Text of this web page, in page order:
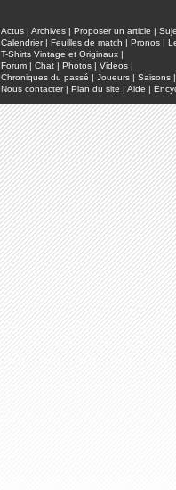
Actus | Archives | Proposer un article |
Calendrier| Feuilles de match | Pronos |
T-Shirts Vintage et Originaux |
Forum | Chat | Photos | Videos |
Chroniques du passé | Joueurs | Saisons |
Nous contacter| Plan du site | Aide |